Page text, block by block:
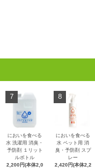
7
においを食べる
水 洗濯用 消臭・
予防剤 １リット
ルボトル
2,200円(本体2,0
8
においを食べる
水 ペット用 消
臭・予防剤 スプ
レー
2,420円(本体2,2